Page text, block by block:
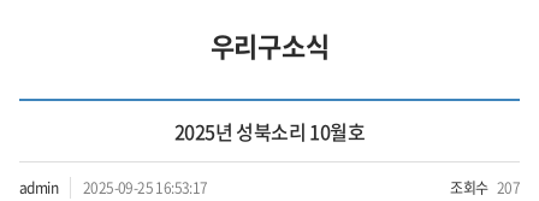
우리구소식
2025년 성북소리 10월호
admin 2025-09-25 16:53:17 조회수 207